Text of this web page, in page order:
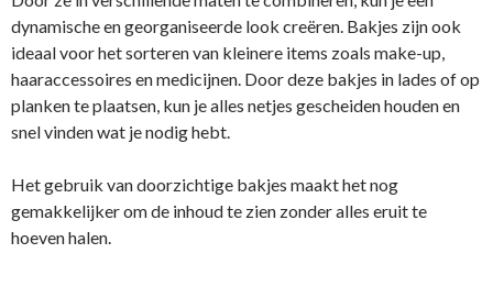
dynamische en georganiseerde look creëren. Bakjes zijn ook
ideaal voor het sorteren van kleinere items zoals make-up,
haaraccessoires en medicijnen. Door deze bakjes in lades of op
planken te plaatsen, kun je alles netjes gescheiden houden en
snel vinden wat je nodig hebt.
Het gebruik van doorzichtige bakjes maakt het nog
gemakkelijker om de inhoud te zien zonder alles eruit te
hoeven halen.